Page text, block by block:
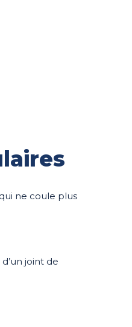
ne coule plus
joint de